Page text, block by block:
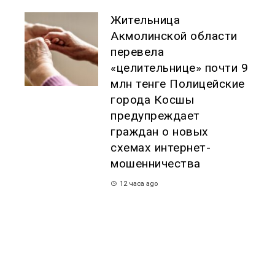
Жительница
Акмолинской области
перевела
«целительнице» почти 9
млн тенге Полицейские
города Косшы
предупреждает
граждан о новых
схемах интернет-
мошенничества
12 часа ago